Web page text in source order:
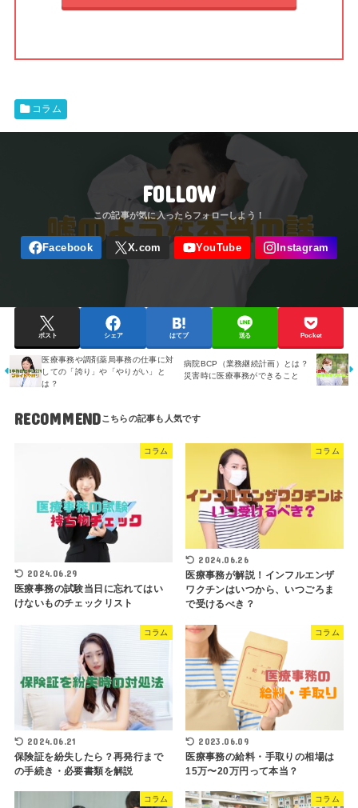
コラム
FOLLOW
ポスト シェア はてブ 送る Pocket
医療事務や調剤薬局事務の仕事に対
しての「誇り」や「やりがい」と
は？
病院BCP（業務継続計画）とは？
災害時に医療事務ができること
RECOMMEND
コラム
2024.06.29
医療事務の試験当日に忘れてはい
けないものチェックリスト
コラム
2024.06.26
医療事務が解説！インフルエンザ
ワクチンはいつから、いつごろま
で受けるべき？
コラム
2024.06.21
保険証を紛失したら？再発行まで
の手続き・必要書類を解説
コラム
2023.06.09
医療事務の給料・手取りの相場は
15万〜20万円って本当？
コラム コラム